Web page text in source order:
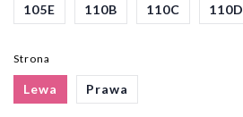
105E 110B 110C 110D
Strona
Lewa Prawa